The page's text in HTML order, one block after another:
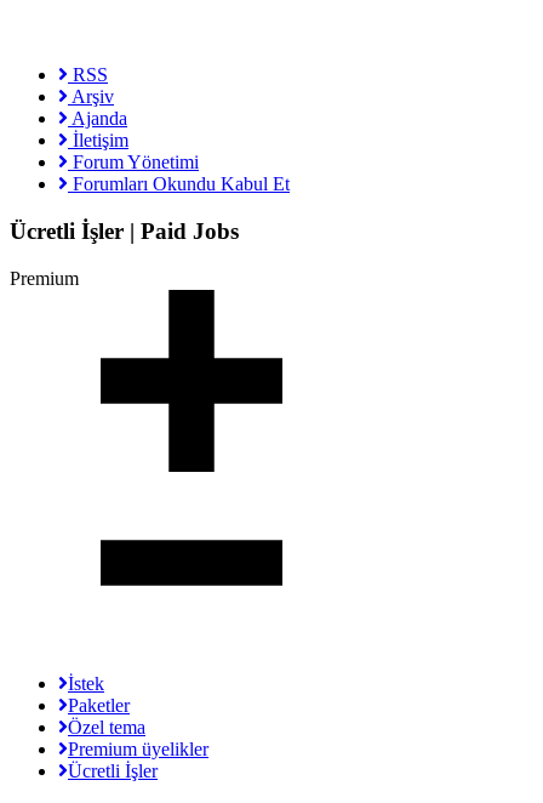
RSS
Arşiv
Ajanda
İletişim
Forum Yönetimi
Forumları Okundu Kabul Et
Ücretli İşler | Paid Jobs
Premium
İstek
Paketler
Özel tema
Premium üyelikler
Ücretli İşler